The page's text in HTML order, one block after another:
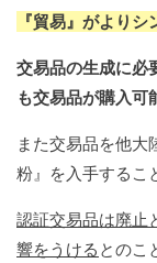
『貿易』がより
交易品の生成に必
も交易品が購入可
また交易品を他大
粉』を入手するこ
認証交易品は廃止
響をうける とのこ